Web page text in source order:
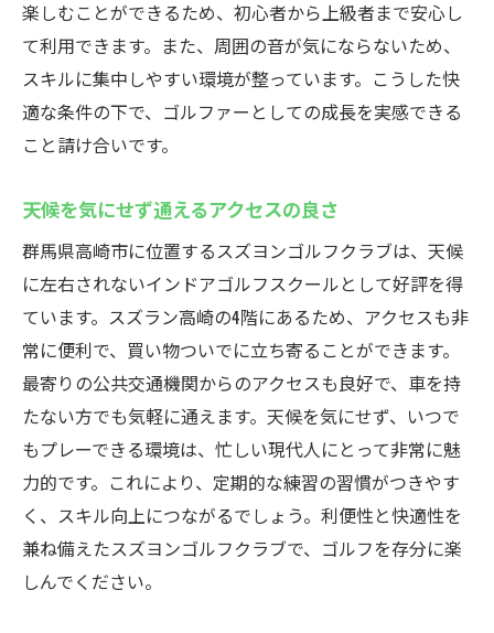
楽しむことができるため、初心者から上級者まで安心し
て利用できます。また、周囲の音が気にならないため、
スキルに集中しやすい環境が整っています。こうした快
適な条件の下で、ゴルファーとしての成長を実感できる
こと請け合いです。
天候を気にせず通えるアクセスの良さ
群馬県高崎市に位置するスズヨンゴルフクラブは、天候
に左右されないインドアゴルフスクールとして好評を得
ています。スズラン高崎の4階にあるため、アクセスも非
常に便利で、買い物ついでに立ち寄ることができます。
最寄りの公共交通機関からのアクセスも良好で、車を持
たない方でも気軽に通えます。天候を気にせず、いつで
もプレーできる環境は、忙しい現代人にとって非常に魅
力的です。これにより、定期的な練習の習慣がつきやす
く、スキル向上につながるでしょう。利便性と快適性を
兼ね備えたスズヨンゴルフクラブで、ゴルフを存分に楽
しんでください。